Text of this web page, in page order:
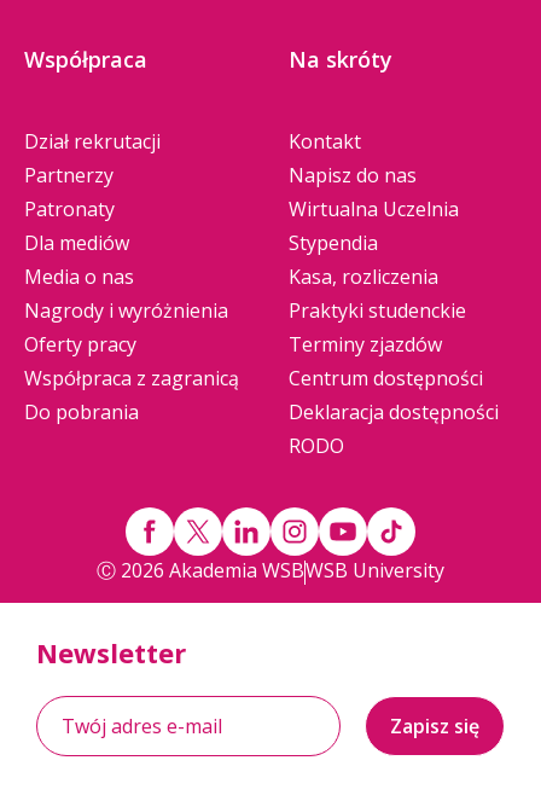
Współpraca
Dział rekrutacji
Partnerzy
Patronaty
Dla mediów
Media o nas
Nagrody i wyróżnienia
Oferty pracy
Współpraca z zagranicą
Do pobrania
Na skróty
Kontakt
Napisz do nas
Wirtualna Uczelnia
Stypendia
Kasa, rozliczenia
Praktyki studenckie
Terminy zjazdów
Centrum dostępności
Deklaracja dostępności
RODO
Ⓒ 2026 Akademia WSBWSB University
Newsletter
Zapisz się